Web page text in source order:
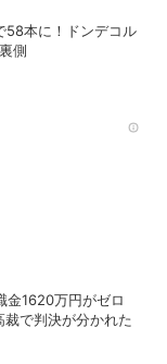
本に！ドンデコル
側
金1620万円がゼロ
裁で判決が分かれた